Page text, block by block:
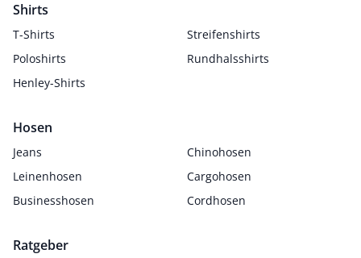
Shirts
T-Shirts
Streifenshirts
Poloshirts
Rundhalsshirts
Henley-Shirts
Hosen
Jeans
Chinohosen
Leinenhosen
Cargohosen
Businesshosen
Cordhosen
Ratgeber